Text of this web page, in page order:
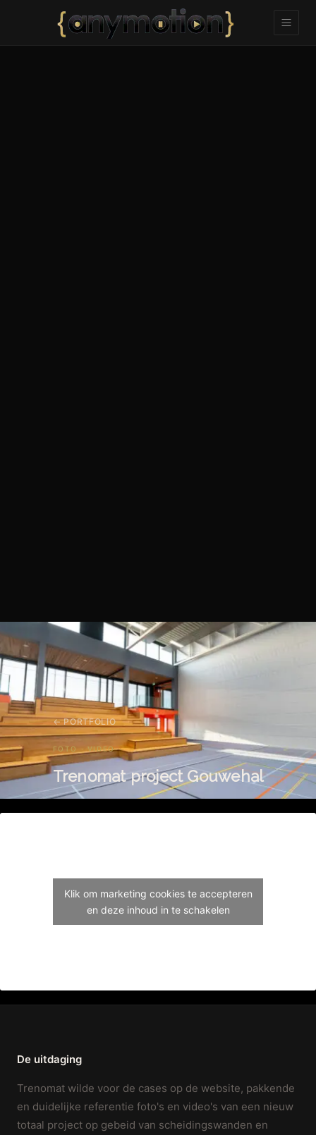
← PORTFOLIO
FOTO · VIDEO
Trenomat project Gouwehal
Klik om marketing cookies te accepteren
en deze inhoud in te schakelen
De uitdaging
Trenomat wilde voor de cases op de website, pakkende
en duidelijke referentie foto's en video's van een nieuw
totaal project op gebeid van scheidingswanden en